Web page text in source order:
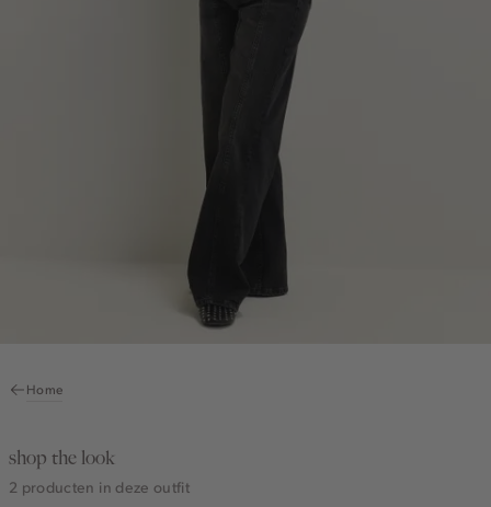
Home
shop the look
2 producten in deze outfit